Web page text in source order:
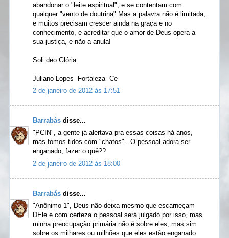
abandonar o "leite espiritual", e se contentam com
qualquer "vento de doutrina".Mas a palavra não é limitada,
e muitos precisam crescer ainda na graça e no
conhecimento, e acreditar que o amor de Deus opera a
sua justiça, e não a anula!
Soli deo Glória
Juliano Lopes- Fortaleza- Ce
2 de janeiro de 2012 às 17:51
Barrabás disse...
"PCIN", a gente já alertava pra essas coisas há anos,
mas fomos tidos com "chatos".. O pessoal adora ser
enganado, fazer o quê??
2 de janeiro de 2012 às 18:00
Barrabás disse...
"Anônimo 1", Deus não deixa mesmo que escarneçam
DEle e com certeza o pessoal será julgado por isso, mas
minha preocupação primária não é sobre eles, mas sim
sobre os milhares ou milhões que eles estão enganado